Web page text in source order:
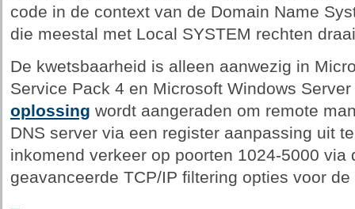
code in de context van de Domain Name
die meestal met Local SYSTEM rechten
De kwetsbaarheid is alleen aanwezig in
Service Pack 4 en Microsoft Windows
oplossing wordt aangeraden om remote
DNS server via een register aanpassing uit
inkomend verkeer op poorten 1024-5000 via
geavanceerde TCP/IP filtering opties voor